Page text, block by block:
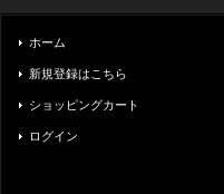
ホーム
新規登録はこちら
ショッピングカート
ログイン